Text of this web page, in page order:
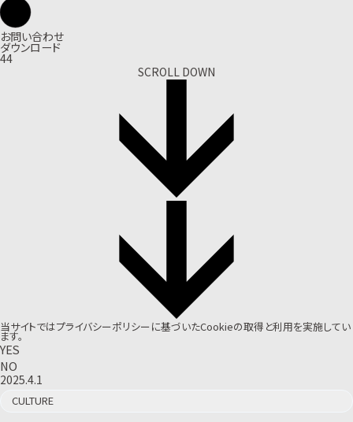
お問い合わせ
ダウンロード
44
SCROLL DOWN
当サイトではプライバシーポリシーに基づいたCookieの取得と利用を実施してい
ます。
YES
NO
2025.4.1
CULTURE